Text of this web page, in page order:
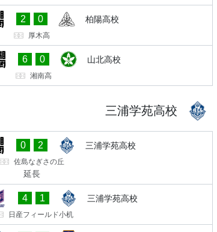
2 0 柏陽高校
厚木高
6 0 山北高校
湘南高
三浦学苑高校
0 2 三浦学苑高校
佐島なぎさの丘
延長
4 1 三浦学苑高校
日産フィールド小机